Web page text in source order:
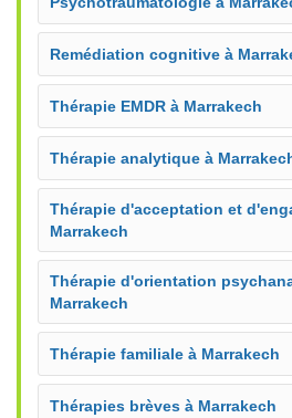
Remédiation cognitive à
Thérapie EMDR à Marrakech
Thérapie analytique à
Thérapie d'acceptation et
Marrakech
Thérapie d'orientation
Marrakech
Thérapie familiale à Marrakech
Thérapies brèves à Marrakech